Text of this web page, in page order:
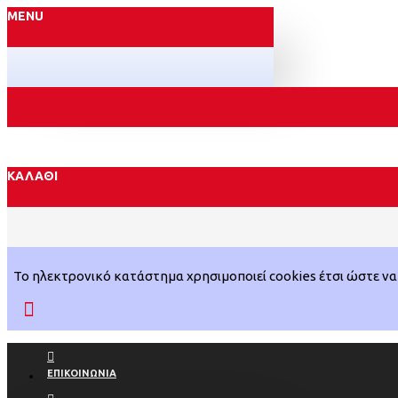
MENU
ΚΑΛΆΘΙ
Το ηλεκτρονικό κατάστημα χρησιμοποιεί cookies έτσι ώστε
ΕΠΙΚΟΙΝΩΝΊΑ